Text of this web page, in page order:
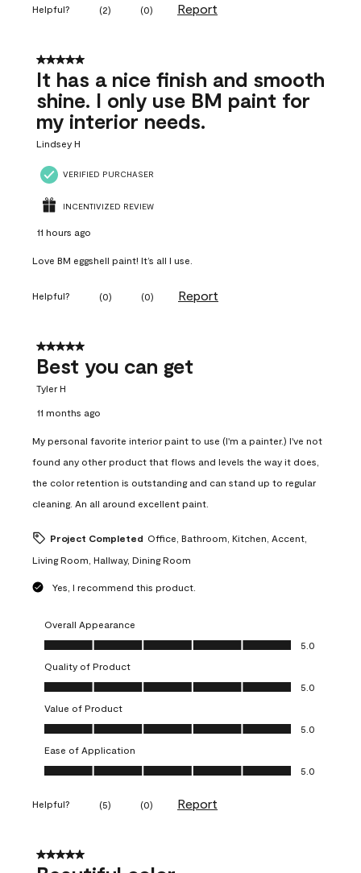
Helpful? (2) (0) Report
5 out of 5 stars.
It has a nice finish and smooth
shine. I only use BM paint for
my interior needs.
Lindsey H
VERIFIED PURCHASER
INCENTIVIZED REVIEW
11 hours ago
Love BM eggshell paint! It’s all I use.
Helpful? (0) (0) Report
5 out of 5 stars.
Best you can get
Tyler H
11 months ago
My personal favorite interior paint to use (I'm a painter.) I've not
found any other product that flows and levels the way it does,
the color retention is outstanding and can stand up to regular
cleaning. An all around excellent paint.
Project Completed Office, Bathroom, Kitchen, Accent,
Living Room, Hallway, Dining Room
Yes, I recommend this product.
Overall Appearance
Overall Appearance, 5.0 out of 5
5.0
Quality of Product
Quality of Product, 5.0 out of 5
5.0
Value of Product
Value of Product, 5.0 out of 5
5.0
Ease of Application
Ease of Application, 5.0 out of 5
5.0
Helpful? (5) (0) Report
5 out of 5 stars.